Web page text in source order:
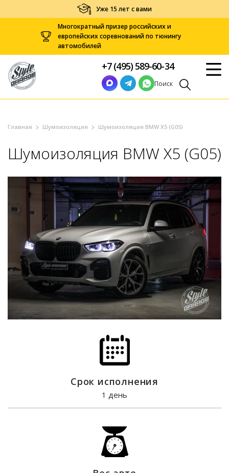
Уже 15 лет с вами
Многократный призер российских и
европейских соревнований по тюнингу
автомобилей
+7 (495) 589-60-34
Поиск
Главная Шумоизоляция Шумоизоляция BMW X5 (G05)
Шумоизоляция BMW X5 (G05)
Срок исполнения
1 день